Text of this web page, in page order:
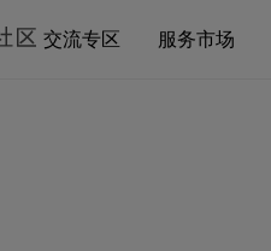
交流专区 服务市场